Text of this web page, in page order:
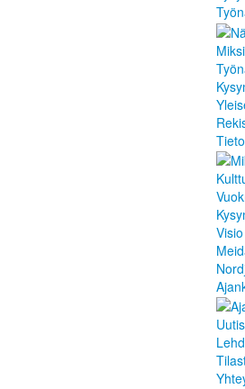
Visio